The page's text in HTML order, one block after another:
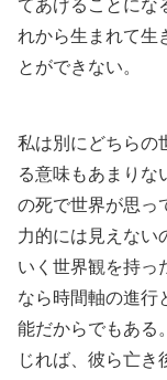
てあげることにな
れから生まれて生
とができない。
私は別にどちらの
る意味もあまりな
の死で世界が思っ
力的には見えない
いく世界観を持っ
なら時間軸の進行
能だからでもある
じれば、彼ら亡き